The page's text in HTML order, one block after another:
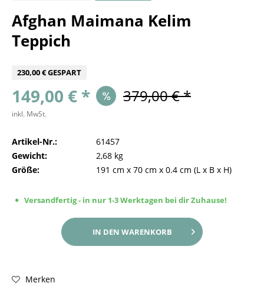
Afghan Maimana Kelim
Teppich
230,00 € GESPART
149,00 € * 379,00 € *
inkl. MwSt.
Artikel-Nr.:
61457
Gewicht:
2,68 kg
Größe:
191 cm x 70 cm x 0.4 cm (L x B x H)
Versandfertig - in nur 1-3 Werktagen bei dir Zuhause!
IN DEN WARENKORB
Merken